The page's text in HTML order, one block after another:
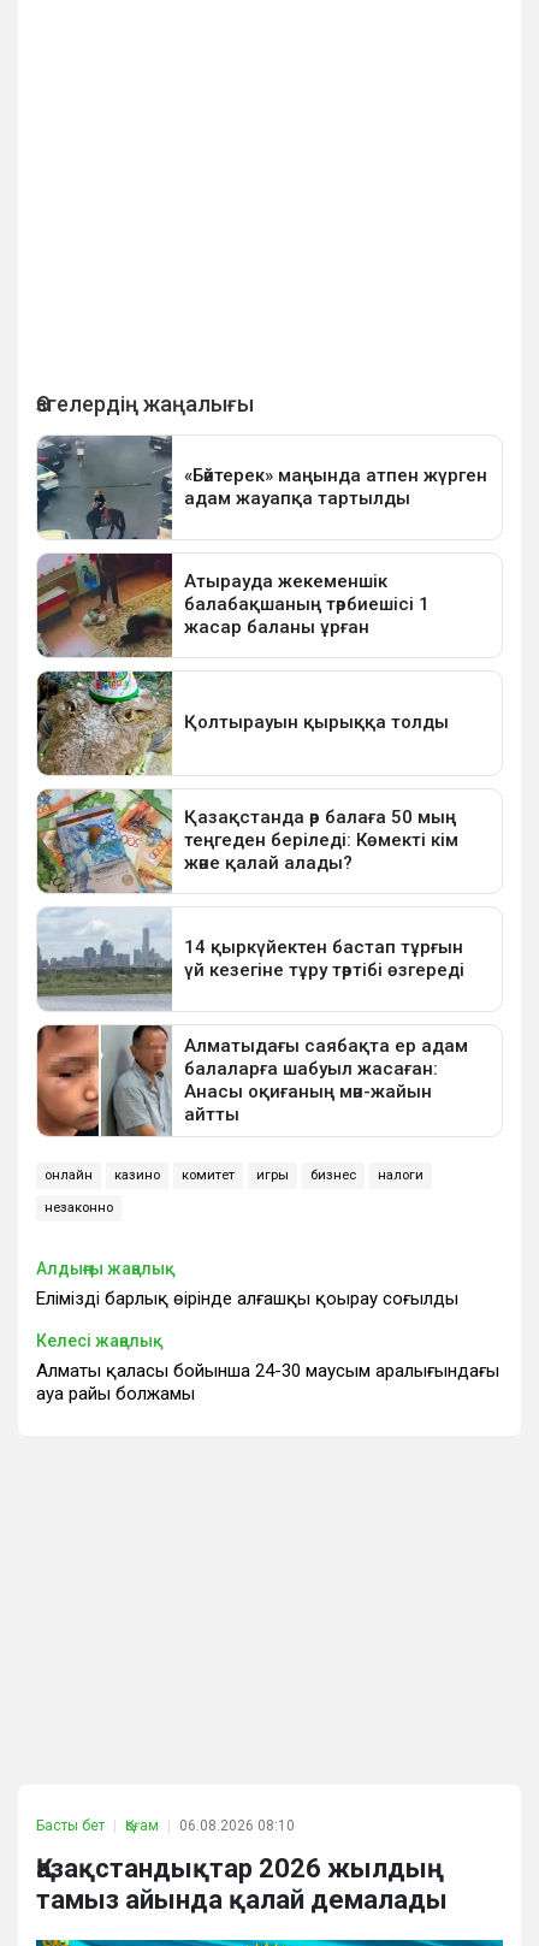
онлайн казино комитет игры бизнес налоги
незаконно
Алдыңғы жаңалық
Еліміздің барлық өңірінде алғашқы қоңырау соғылды
Келесі жаңалық
Алматы қаласы бойынша 24-30 маусым аралығындағы
ауа райы болжамы
Басты бет Қоғам 06.08.2026 08:10
Қазақстандықтар 2026 жылдың
тамыз айында қалай демалады